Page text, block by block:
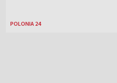
POLONIA 24